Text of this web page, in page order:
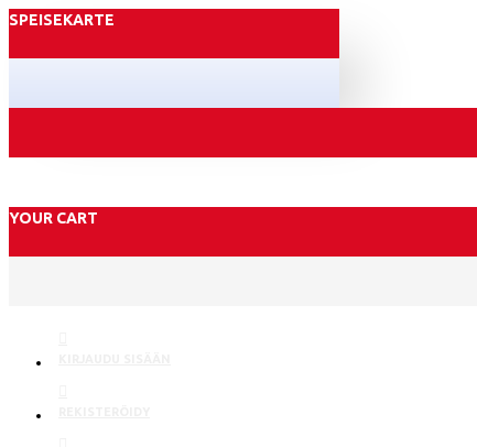
SPEISEKARTE
YOUR CART